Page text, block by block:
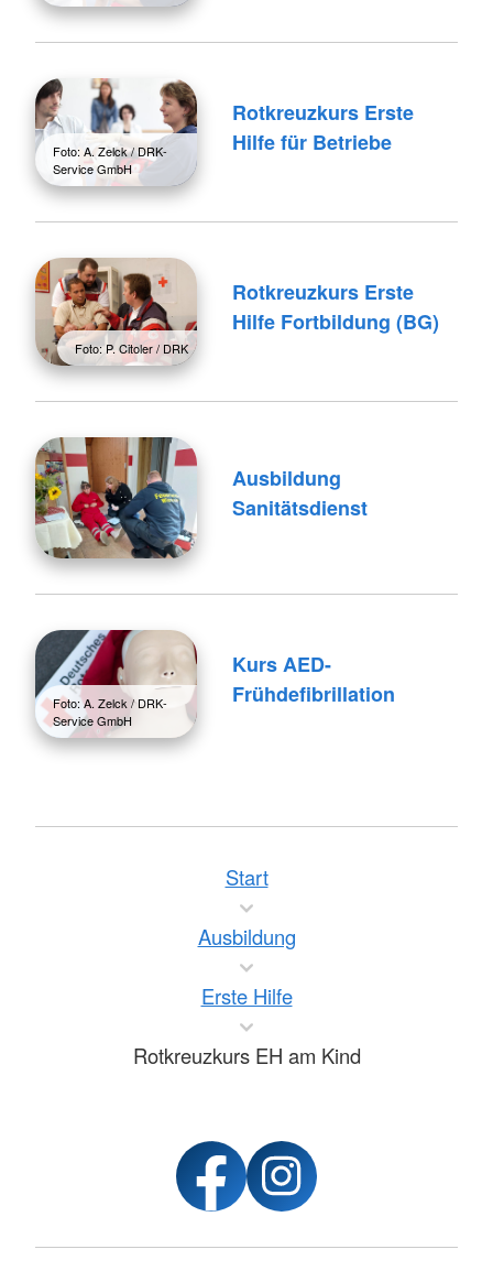
Foto: A. Zelck / DRK-
Service GmbH
Rotkreuzkurs Erste
Hilfe für Betriebe
Foto: P. Citoler / DRK
Rotkreuzkurs Erste
Hilfe Fortbildung (BG)
Ausbildung
Sanitätsdienst
Foto: A. Zelck / DRK-
Service GmbH
Kurs AED-
Frühdefibrillation
Start
Ausbildung
Erste Hilfe
Rotkreuzkurs EH am Kind